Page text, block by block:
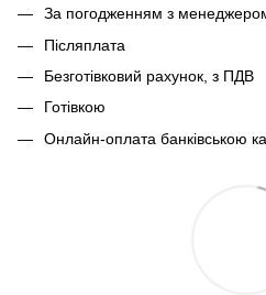
За погодженням з
Післяплата
Безготівковий рахунок, з ПДВ
Готівкою
Онлайн-оплата банківською